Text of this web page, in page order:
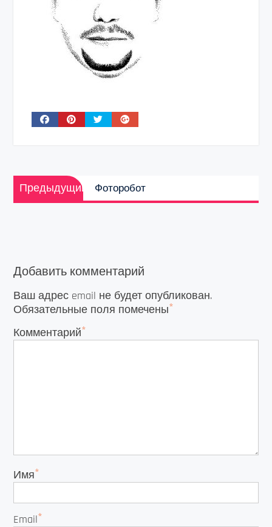
Навигация
по
записям
Предыдущий
Предыдущая
запись:
Фоторобот
Добавить комментарий
Ваш адрес email не будет опубликован.
Обязательные поля помечены*
Комментарий*
Имя*
Email*